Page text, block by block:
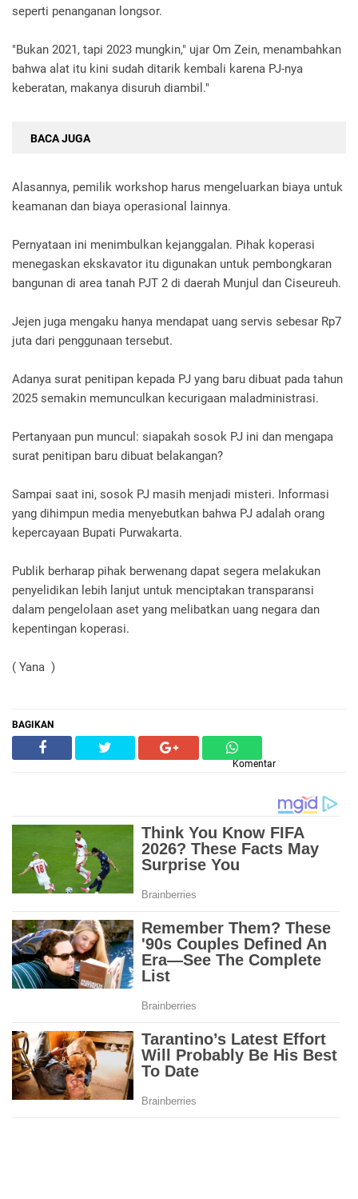
seperti penanganan longsor.
"Bukan 2021, tapi 2023 mungkin," ujar Om Zein, menambahkan
bahwa alat itu kini sudah ditarik kembali karena PJ-nya
keberatan, makanya disuruh diambil."
BACA JUGA
Alasannya, pemilik workshop harus mengeluarkan biaya untuk
keamanan dan biaya operasional lainnya.
Pernyataan ini menimbulkan kejanggalan. Pihak koperasi
menegaskan ekskavator itu digunakan untuk pembongkaran
bangunan di area tanah PJT 2 di daerah Munjul dan Ciseureuh.
Jejen juga mengaku hanya mendapat uang servis sebesar Rp7
juta dari penggunaan tersebut.
Adanya surat penitipan kepada PJ yang baru dibuat pada tahun
2025 semakin memunculkan kecurigaan maladministrasi.
Pertanyaan pun muncul: siapakah sosok PJ ini dan mengapa
surat penitipan baru dibuat belakangan?
Sampai saat ini, sosok PJ masih menjadi misteri. Informasi
yang dihimpun media menyebutkan bahwa PJ adalah orang
kepercayaan Bupati Purwakarta.
Publik berharap pihak berwenang dapat segera melakukan
penyelidikan lebih lanjut untuk menciptakan transparansi
dalam pengelolaan aset yang melibatkan uang negara dan
kepentingan koperasi.
( Yana )
BAGIKAN
Komentar